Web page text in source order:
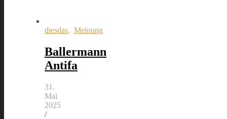
diesdas, Meinung
Ballermann
Antifa
31.
Mai
2025
/